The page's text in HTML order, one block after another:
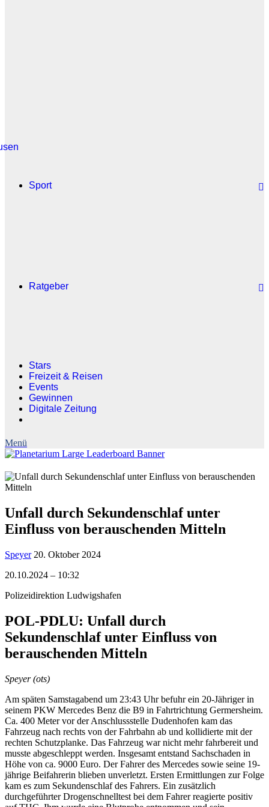
Sport
Ratgeber
Stars
Freizeit & Reisen
Events
Gewinnen
Digitale Zeitung
Unfall durch Sekundenschlaf unter
Einfluss von berauschenden Mitteln
Speyer 20. Oktober 2024
20.10.2024 – 10:32
Polizeidirektion Ludwigshafen
POL-PDLU: Unfall durch
Sekundenschlaf unter Einfluss von
berauschenden Mitteln
Speyer (ots)
Am späten Samstagabend um 23:43 Uhr befuhr ein 20-Jähriger in
seinem PKW Mercedes Benz die B9 in Fahrtrichtung Germersheim.
Ca. 400 Meter vor der Anschlussstelle Dudenhofen kam das
Fahrzeug nach rechts von der Fahrbahn ab und kollidierte mit der
rechten Schutzplanke. Das Fahrzeug war nicht mehr fahrbereit und
musste abgeschleppt werden. Insgesamt entstand Sachschaden in
Höhe von ca. 9000 Euro. Der Fahrer des Mercedes sowie seine 19-
jährige Beifahrerin blieben unverletzt. Ersten Ermittlungen zur Folge
kam es zum Sekundenschlaf des Fahrers. Ein zusätzlich
durchgeführter Drogenschnelltest bei dem Fahrer reagierte positiv